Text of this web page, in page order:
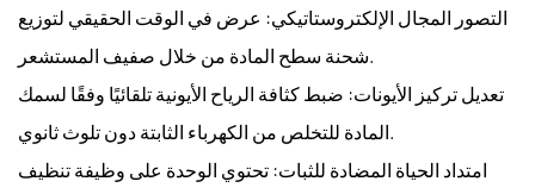
التصور المجال الإلكتروستاتيكي: عرض في الوقت الحقيقي لتوزيع
تعديل تركيز الأيونات: ضبط كثافة الرياح الأيونية تلقائيًا وفقًا لسمك
امتداد الحياة المضادة للثبات: تحتوي الوحدة على وظيفة تنظيف